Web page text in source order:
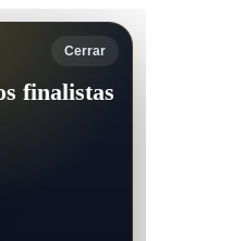
Cerrar
finalistas